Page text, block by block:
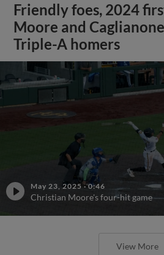
Friendly foes, 2024
Moore and
Triple-A homers
May 23, 2025 ·0:46
Christian Moore's four-hit game
View More